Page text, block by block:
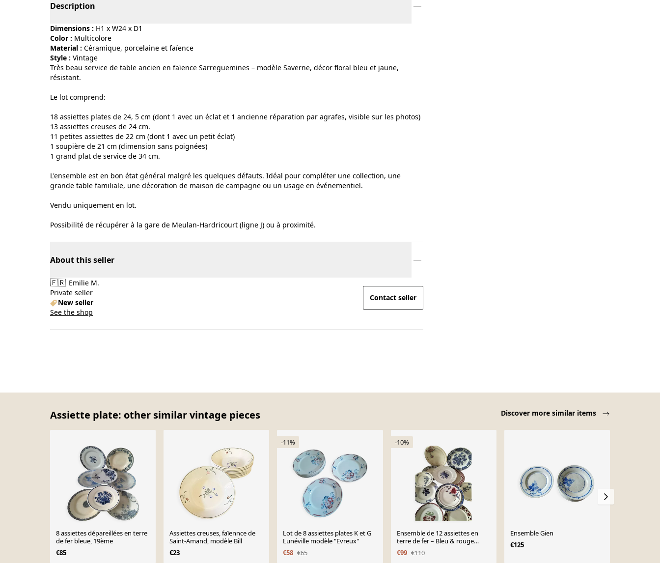
Description
Dimensions : H1 x W24 x D1
Color :
multicolore
Material :
céramique, porcelaine et faïence
Style :
vintage
Très beau service de table ancien en faïence Sarreguemines – modèle Saverne, décor floral bleu et jaune,
résistant.
Le lot comprend:
18 assiettes plates de 24, 5 cm (dont 1 avec un éclat et 1 ancienne réparation par agrafes, visible sur les photos)
13 assiettes creuses de 24 cm.
11 petites assiettes de 22 cm (dont 1 avec un petit éclat)
1 soupière de 21 cm (dimension sans poignées)
1 grand plat de service de 34 cm.
L'ensemble est en bon état général malgré les quelques défauts. Idéal pour compléter une collection, une
grande table familiale, une décoration de maison de campagne ou un usage en événementiel.
Vendu uniquement en lot.
Possibilité de récupérer à la gare de Meulan-Hardricourt (ligne J) ou à proximité.
About this seller
🇫🇷 Emilie M.
Private seller
New seller
See the shop
Contact seller
Assiette plate: other similar vintage pieces Discover more similar items
8 assiettes dépareillées en terre
de fer bleue, 19ème
€85
Assiettes creuses, faïennce de
Saint-Amand, modèle Bill
€23
-11%
Lot de 8 assiettes plates K et G
Lunéville modèle "Evreux"
€58 €65
-10%
Ensemble de 12 assiettes en
terre de fer – Bleu & rouge
profond
€99 €110
Ensemble Gien
€125